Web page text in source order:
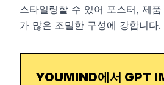
스타일링할 수 있어 포스터, 제
가 많은 조밀한 구성에 강합니다.
YOUMIND에서 GPT